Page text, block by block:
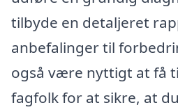
tilbyde en detaljeret
anbefalinger til
også være nyttigt at få
fagfolk for at sikre, at